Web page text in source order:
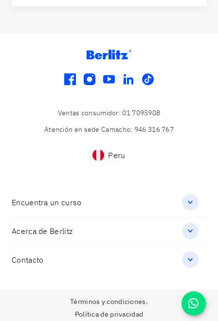
facebook
instagram
youtube
linkedin
tiktok
Ventas consumidor: 01 7095908
Atención en sede Camacho: 946 316 767
Peru
Encuentra un curso
Acerca de Berlitz
Contacto
Términos y condiciones.
Política de privacidad